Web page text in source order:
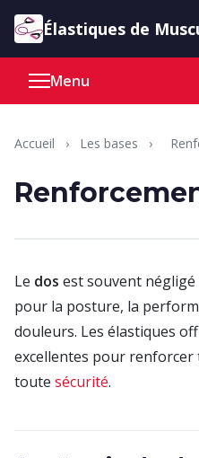
Aller au contenu
Élastiques de
Menu
Accueil › Les bases ›
Le dos est souvent
pour la posture, la
douleurs. Les élastiques
excellentes pour renforcer
toute sécurité.